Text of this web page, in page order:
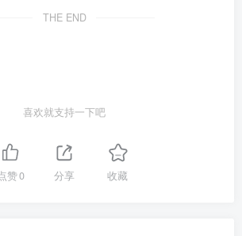
THE END
喜欢就支持一下吧
赞0 分享 收藏